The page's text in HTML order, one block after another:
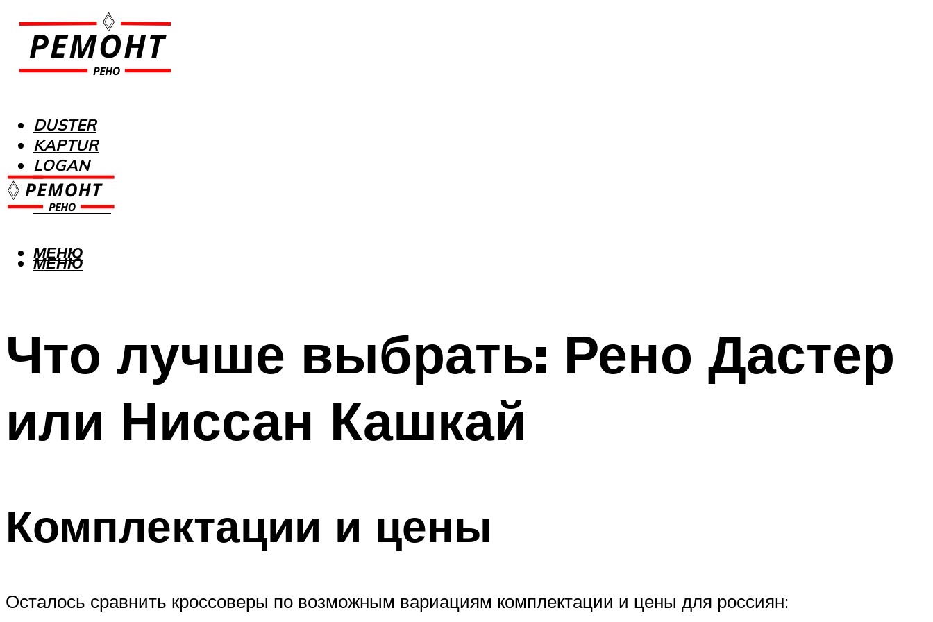
DUSTER
KAPTUR
LOGAN
MEGANE
SANDERO
МЕНЮ
МЕНЮ
Что лучше выбрать: Рено Дастер
или Ниссан Кашкай
Комплектации и цены
Осталось сравнить кроссоверы по возможным вариациям комплектации и цены для россиян: